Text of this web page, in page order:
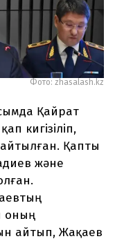
Фото: zhasalash.kz
Қайрат
кигізіліп,
айтылған. Қапты
және
оның
айтып, Жақаев